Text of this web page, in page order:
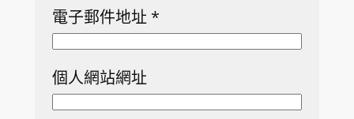
電子郵件地址 *
個人網站網址